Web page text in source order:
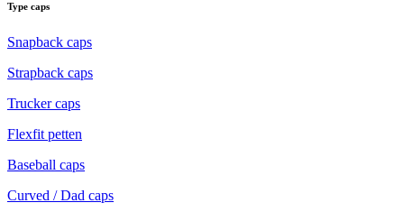
Type caps
Snapback caps
Strapback caps
Trucker caps
Flexfit petten
Baseball caps
Curved / Dad caps